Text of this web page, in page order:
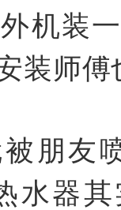
外机装
装师傅
朋友
水器